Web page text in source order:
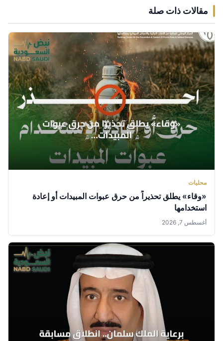
مقالات ذات صلة
محليات
«وقاء» يطلق تحذيراً من حرق عبوات المبيدات أو إعادة
استخدامها
أغسطس 7, 2026